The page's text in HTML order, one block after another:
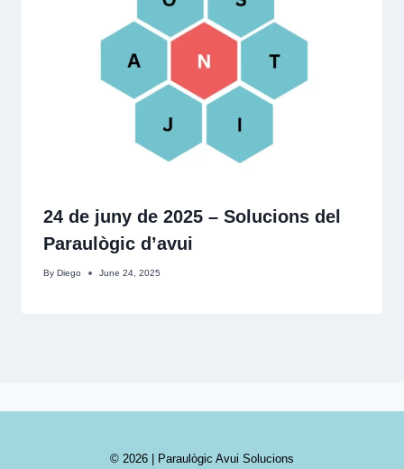
24 de juny de 2025 – Solucions del
Paraulògic d’avui
By Diego June 24, 2025
© 2026 | Paraulògic Avui Solucions